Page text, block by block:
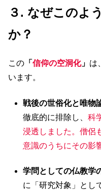
３. なぜこのよ
か？
この 「 信仰の空洞化」 は
います。
戦後の世俗化と唯物
徹底的に排除し、科
浸透しました。僧侶
意識のうちにその影
学問としての仏教学
に「研究対象」とし